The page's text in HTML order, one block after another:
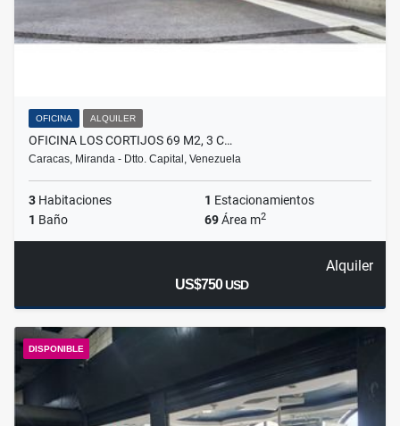
OFICINA ALQUILER
OFICINA LOS CORTIJOS 69 M2, 3 C…
Caracas, Miranda - Dtto. Capital, Venezuela
3 Habitaciones 1 Estacionamientos
1 Baño 69Área m2
Alquiler
US$750USD
DISPONIBLE